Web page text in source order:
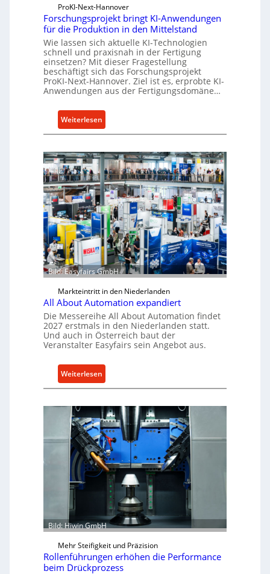
e
u
e
r
u
n
g
f
r
R
p
d
a
-
M
a
s
c
h
n
e
n
v
o
K
o
n
i
g
&
B
a
ProKI-Next-Hannover
Forschungsprojekt bringt KI-Anwendungen
für die Produktion in den Mittelstand
Wie lassen sich aktuelle KI-Technologien
schnell und praxisnah in der Fertigung
einsetzen? Mit dieser Fragestellung
beschäftigt sich das Forschungsprojekt
ProKI-Next-Hannover. Ziel ist es, erprobte KI-
Anwendungen aus der Fertigungsdomäne…
Weiterlesen:
F
r
s
c
h
u
g
s
p
r
j
e
k
t
b
i
n
t
K
I
-
A
n
d
n
g
Bild: Easyfairs GmbH
Markteintritt in den Niederlanden
All About Automation expandiert
Die Messereihe All About Automation findet
2027 erstmals in den Niederlanden statt.
Und auch in Österreich baut der
Veranstalter Easyfairs sein Angebot aus.
Weiterlesen:
A
l
A
b
o
u
t
o
a
t
Bild: Hiwin GmbH
Mehr Steifigkeit und Präzision
Rollenführungen erhöhen die Performance
beim Drückprozess